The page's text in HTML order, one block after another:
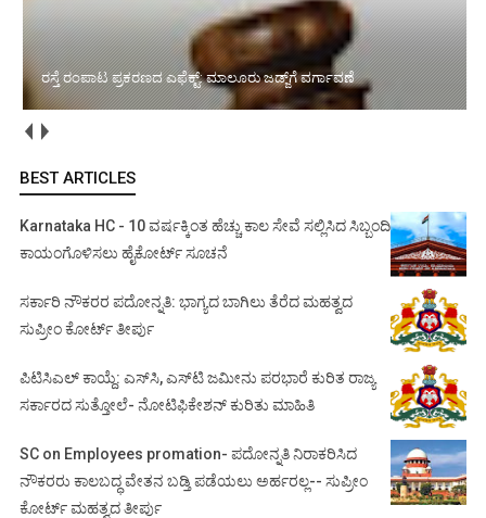
ರಸ್ತೆ ರಂಪಾಟ ಪ್ರಕರಣದ ಎಫೆಕ್ಟ್‌: ಮಾಲೂರು ಜಡ್ಜ್‌ಗೆ ವರ್ಗಾವಣೆ
BEST ARTICLES
Karnataka HC - 10 ವರ್ಷಕ್ಕಿಂತ ಹೆಚ್ಚು ಕಾಲ ಸೇವೆ ಸಲ್ಲಿಸಿದ ಸಿಬ್ಬಂದಿ
ಕಾಯಂಗೊಳಿಸಲು ಹೈಕೋರ್ಟ್ ಸೂಚನೆ
ಸರ್ಕಾರಿ ನೌಕರರ ಪದೋನ್ನತಿ: ಭಾಗ್ಯದ ಬಾಗಿಲು ತೆರೆದ ಮಹತ್ವದ
ಸುಪ್ರೀಂ ಕೋರ್ಟ್ ತೀರ್ಪು
ಪಿಟಿಸಿಎಲ್ ಕಾಯ್ದೆ: ಎಸ್‌ಸಿ, ಎಸ್‌ಟಿ ಜಮೀನು ಪರಭಾರೆ ಕುರಿತ ರಾಜ್ಯ
ಸರ್ಕಾರದ ಸುತ್ತೋಲೆ- ನೋಟಿಫಿಕೇಶನ್‌ ಕುರಿತು ಮಾಹಿತಿ
SC on Employees promation- ಪದೋನ್ನತಿ ನಿರಾಕರಿಸಿದ
ನೌಕರರು ಕಾಲಬದ್ಧ ವೇತನ ಬಡ್ತಿ ಪಡೆಯಲು ಅರ್ಹರಲ್ಲ-- ಸುಪ್ರೀಂ
ಕೋರ್ಟ್ ಮಹತ್ವದ ತೀರ್ಪು